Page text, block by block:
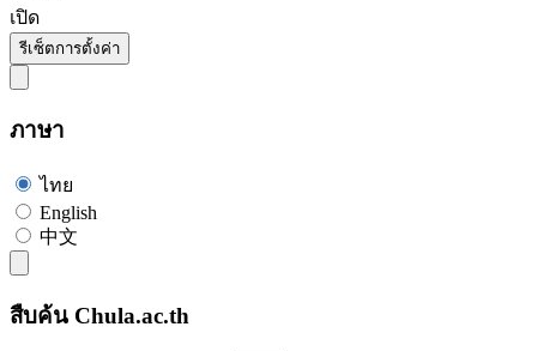
เปิด
รีเซ็ตการตั้งค่า
ภาษา
ไทย
English
中文
สืบค้น Chula.ac.th